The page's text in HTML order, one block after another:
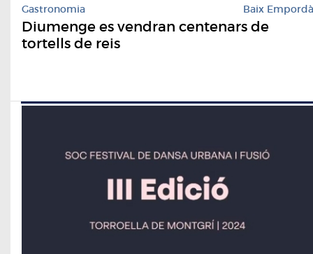
Gastronomia Baix Empordà
Diumenge es vendran centenars de
tortells de reis